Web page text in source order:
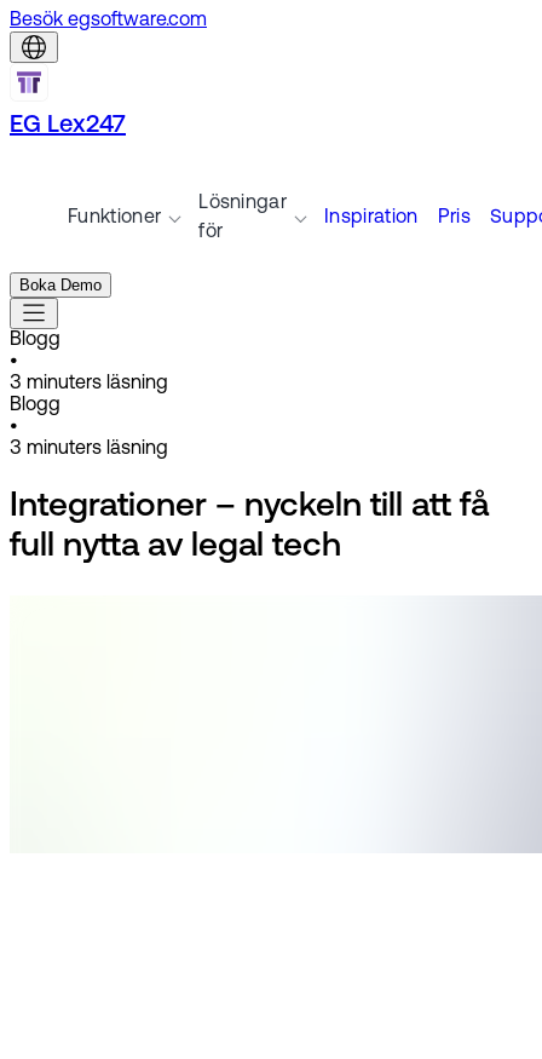
Besök egsoftware.com
EG Lex247
Funktioner
Lösningar
för
Inspiration Pris
Boka Demo
Blogg
•
3 minuters läsning
Blogg
•
3 minuters läsning
Integrationer – nyckeln till att få
full nytta av legal tech